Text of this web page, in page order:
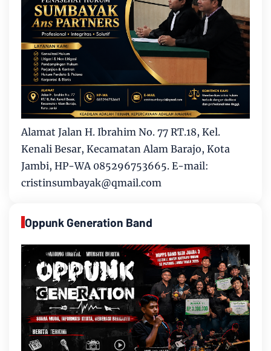
Alamat Jalan H. Ibrahim No. 77 RT.18, Kel.
Kenali Besar, Kecamatan Alam Barajo, Kota
Jambi, HP-WA 085296753665. E-mail:
cristinsumbayak@qmail.com
Oppunk Generation Band